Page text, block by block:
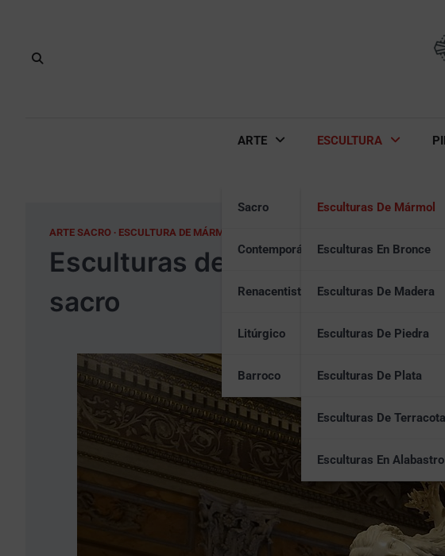
ARTE
Sacro
Contemporáneo
Renacentista
Litúrgico
Barroco
ESCULTURA
Esculturas De Mármol
Esculturas En Bronce
Esculturas De Madera
Esculturas De Piedra
Esculturas De Plata
Esculturas De Terracota
Esculturas En Alabastro
ARTE SACRO ESCULTURA DE MÁRMOL
Esculturas de mármol: Belleza
sacro